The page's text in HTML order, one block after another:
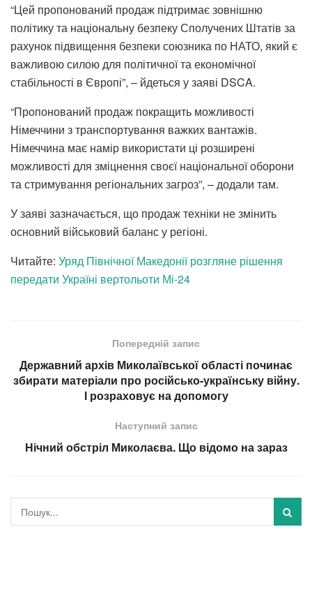
“Цей пропонований продаж підтримає зовнішню
політику та національну безпеку Сполучених Штатів за
рахунок підвищення безпеки союзника по НАТО, який є
важливою силою для політичної та економічної
стабільності в Європі”, – йдеться у заяві DSCA.
“Пропонований продаж покращить можливості
Німеччини з транспортування важких вантажів.
Німеччина має намір використати ці розширені
можливості для зміцнення своєї національної оборони
та стримування регіональних загроз”, – додали там.
У заяві зазначається, що продаж техніки не змінить
основний військовий баланс у регіоні.
Читайте: Уряд Північної Македонії розгляне рішення
передати Україні вертольоти Мі-24
Попередній запис
Державний архів Миколаївської області починає
збирати матеріали про російсько-українську війну.
І розраховує на допомогу
Наступний запис
Нічний обстріл Миколаєва. Що відомо на зараз